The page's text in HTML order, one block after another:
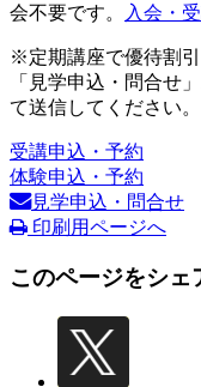
会不要です。
入会・
※定期講座で優待割引
「見学申込・問合せ
て送信してください。
受講申込・予約
体験申込・予約
見学申込・問合せ
印刷用ページへ
このページをシェ